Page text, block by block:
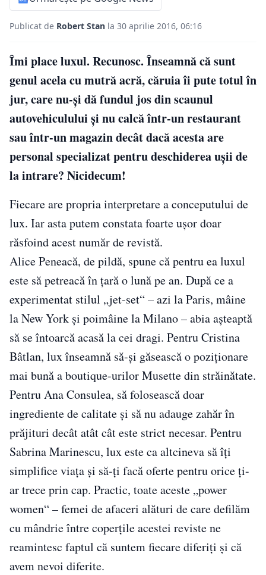
Publicat de Robert Stan la 30 aprilie 2016, 06:16
Îmi place luxul. Recunosc. Înseamnă că sunt
genul acela cu mutră acră, căruia îi pute totul în
jur, care nu-și dă fundul jos din scaunul
autovehiculului și nu calcă într-un restaurant
sau într-un magazin decât dacă acesta are
personal specializat pentru deschiderea ușii de
la intrare? Nicidecum!
Fiecare are propria interpretare a conceputului de
lux. Iar asta putem constata foarte ușor doar
răsfoind acest număr de revistă.
Alice Peneacă, de pildă, spune că pentru ea luxul
este să petreacă în țară o lună pe an. După ce a
experimentat stilul „jet-set“ – azi la Paris, mâine
la New York și poimâine la Milano – abia așteaptă
să se întoarcă acasă la cei dragi. Pentru Cristina
Bâtlan, lux înseamnă să-și găsească o poziționare
mai bună a boutique-urilor Musette din străinătate.
Pentru Ana Consulea, să folosească doar
ingrediente de calitate și să nu adauge zahăr în
prăjituri decât atât cât este strict necesar. Pentru
Sabrina Marinescu, lux este ca altcineva să îți
simplifice viața și să-ți facă oferte pentru orice ți-
ar trece prin cap. Practic, toate aceste „power
women“ – femei de afaceri alături de care defilăm
cu mândrie între coperțile acestei reviste ne
reamintesc faptul că suntem fiecare diferiți și că
avem nevoi diferite.